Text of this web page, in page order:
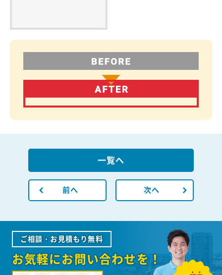
前へ
一覧へ
次へ
ご相談・お見積もり無料
お気軽にお問い合わせを！